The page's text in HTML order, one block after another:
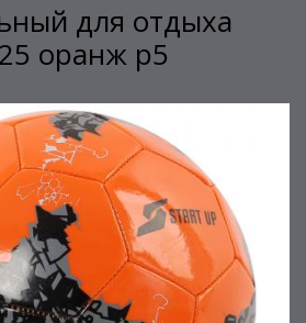
для отдыха
оранж р5